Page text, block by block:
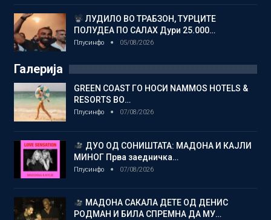
ЛУДИЛО ВО ТРАБЗОН, ТУРЦИТЕ
ПОЛУДЕА ПО САЛАХ Дури 25.000…
Плусинфо 05/08/2026
Галерија
GREEN COAST ГО НОСИ NAMMOS HOTELS &
RESORTS ВО…
Плусинфо 07/08/2026
ДУО ОД СОНИШТАТА: МАДОНА И КАЈЛИ
МИНОГ Прва заедничка…
Плусинфо 07/08/2026
МАДОНА САКАЛА ДЕТЕ ОД ДЕНИС
РОДМАН И БИЛА СПРЕМНА ДА МУ…